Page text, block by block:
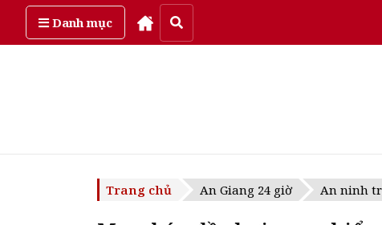
Danh mụcThứ sáu, ngày 7/08/2026
Trang chủ An Giang 24 giờ An ninh